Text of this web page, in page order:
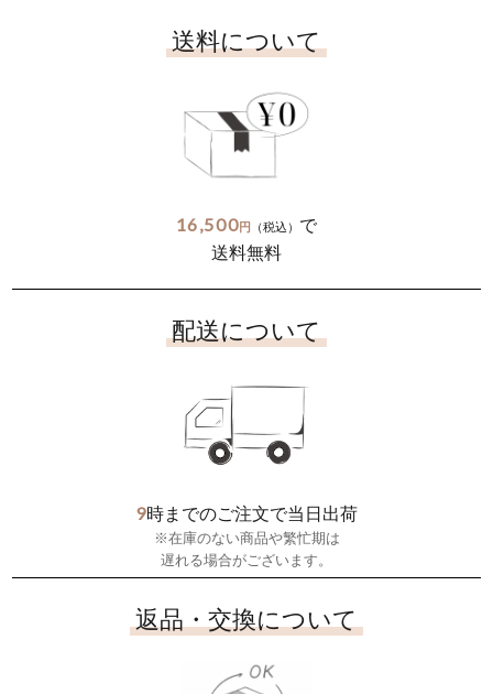
送料について
16,500円 （税込） で
送料無料
配送について
9時までのご注文で当日出荷
※在庫のない商品や繁忙期は
遅れる場合がございます。
返品・交換について